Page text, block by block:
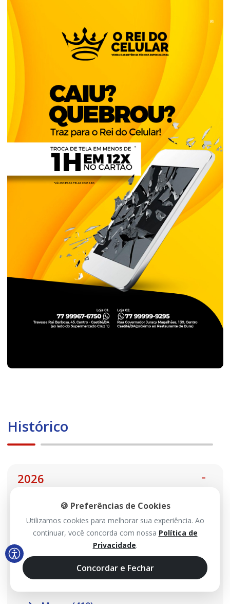
Histórico
2026
Agosto (99)
Julho (467)
Maio (517)
🍪 Preferências de Cookies
Utilizamos cookies para melhorar sua experiência. Ao
continuar, você concorda com nossa Política de
Privacidade.
Concordar e Fechar